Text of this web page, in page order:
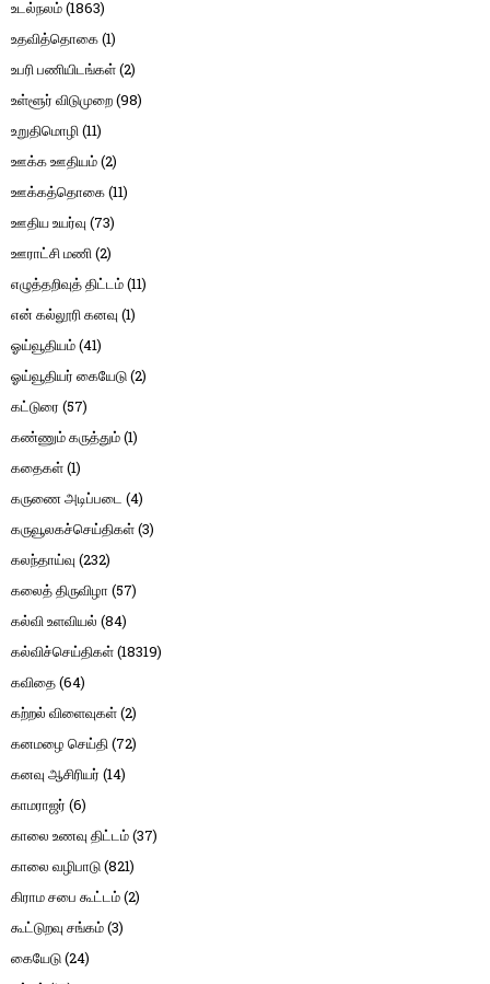
உடல்நலம்(1863)
உதவித்தொகை(1)
உபரி பணியிடங்கள்(2)
உள்ளூர் விடுமுறை(98)
உறுதிமொழி(11)
ஊக்க ஊதியம்(2)
ஊக்கத்தொகை(11)
ஊதிய உயர்வு (73)
ஊராட்சி மணி(2)
எழுத்தறிவுத் திட்டம்(11)
என் கல்லூரி கனவு (1)
ஓய்வூதியம்(41)
ஓய்வூதியர் கையேடு(2)
கட்டுரை (57)
கண்ணும் கருத்தும்(1)
கதைகள்(1)
கருணை அடிப்படை (4)
கருவூலகச்செய்திகள்(3)
கலந்தாய்வு (232)
கலைத் திருவிழா (57)
கல்வி உளவியல் (84)
கல்விச்செய்திகள்(18319)
கவிதை(64)
கற்றல் விளைவுகள்(2)
கனமழை செய்தி(72)
கனவு ஆசிரியர் (14)
காமராஜர் (6)
காலை உணவு திட்டம்(37)
காலை வழிபாடு(821)
கிராம சபை கூட்டம்(2)
கூட்டுறவு சங்கம்(3)
கையேடு(24)